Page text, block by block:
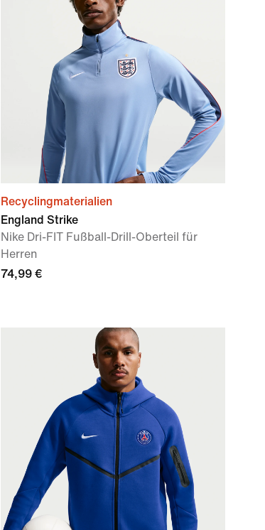
Recyclingmaterialien
England Strike
Nike Dri-FIT Fußball-Drill-Oberteil für
Herren
74,99 €